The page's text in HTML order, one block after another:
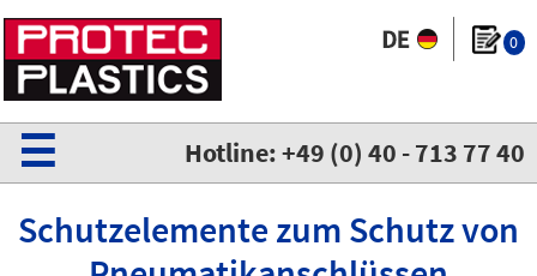
0
Hotline: +49 (0) 40 - 713 77 40
☰
Schutzelemente zum Schutz von